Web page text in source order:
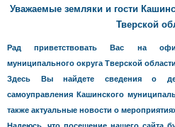
Уважаемые земляки и гости
Тверской
Рад приветствовать Вас на
муниципального округа Тверской
Здесь Вы найдете сведения о
самоуправления Кашинского
также актуальные новости о